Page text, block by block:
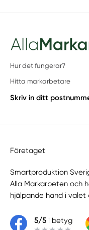
Hur det fungerar?
Hitta markarbetare
Skriv in ditt
Företaget
Smartproduktion
Alla Markarbeten och
hjälpande hand i valet
5/5i betyg